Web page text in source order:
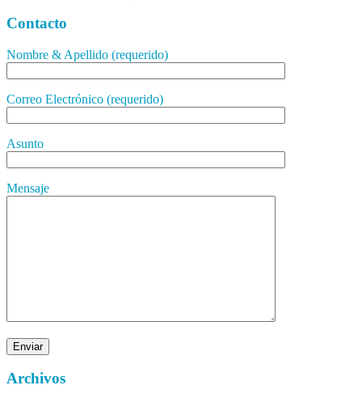
Contacto
Nombre & Apellido (requerido)
Correo Electrónico (requerido)
Asunto
Mensaje
Archivos